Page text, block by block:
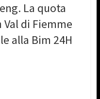
La quota
Val di Fiemme
alla Bim 24H